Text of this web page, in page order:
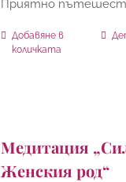
Приятно
Добавяне в
количката
Медитация
Женския род“